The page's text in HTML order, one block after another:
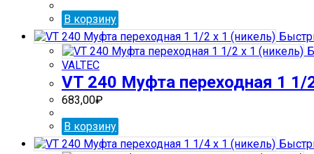
В корзину
VALTEC
VT 240 Муфта переходная 1 1/
683,00₽
В корзину